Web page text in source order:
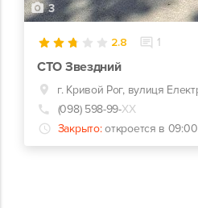
3
2.8 1
СТО Звездний
(098) 598-99-ХХ
Закрыто: откроется в 09:00